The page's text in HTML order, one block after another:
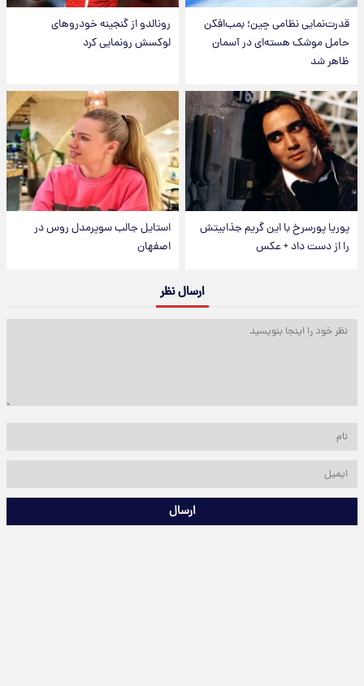
قدرت‌نمایی نظامی چین؛ بمب‌افکن
حامل موشک هسته‌ای در آسمان
ظاهر شد
رونالدو از گنجینه خودروهای
لوکسش رونمایی کرد
پوریا پورسرخ با این گریم جذابیتش
را از دست داد + عکس
استایل جالب سوپرمدل روس در
اصفهان
ارسال نظر
ارسال